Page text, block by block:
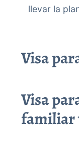
llevar la
Visa
Visa
familiar